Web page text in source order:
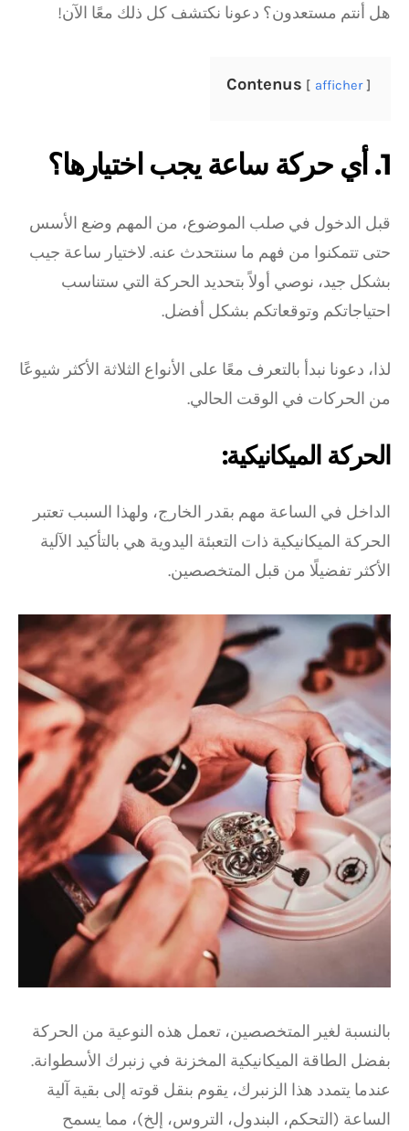
هل أنتم مستعدون؟ دعونا نكتشف كل ذلك معًا الآن!
Contenus afficher
1. أي حركة ساعة يجب اختيارها؟
قبل الدخول في صلب الموضوع، من المهم وضع الأسس
حتى تتمكنوا من فهم ما سنتحدث عنه. لاختيار ساعة جيب
بشكل جيد، نوصي أولاً بتحديد الحركة التي ستناسب
احتياجاتكم وتوقعاتكم بشكل أفضل.
لذا، دعونا نبدأ بالتعرف معًا على الأنواع الثلاثة الأكثر شيوعًا
من الحركات في الوقت الحالي.
الحركة الميكانيكية:
الداخل في الساعة مهم بقدر الخارج، ولهذا السبب تعتبر
الحركة الميكانيكية ذات التعبئة اليدوية هي بالتأكيد الآلية
الأكثر تفضيلًا من قبل المتخصصين.
بالنسبة لغير المتخصصين، تعمل هذه النوعية من الحركة
بفضل الطاقة الميكانيكية المخزنة في زنبرك الأسطوانة.
عندما يتمدد هذا الزنبرك، يقوم بنقل قوته إلى بقية آلية
الساعة (التحكم، البندول، التروس، إلخ)، مما يسمح